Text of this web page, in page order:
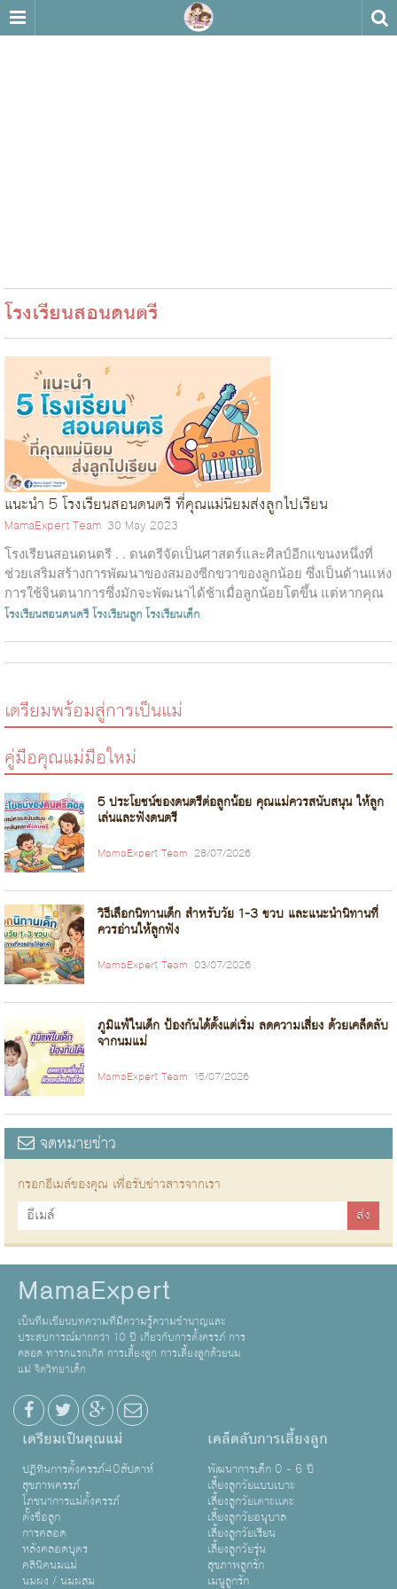
โรงเรียนสอนดนตรี
แนะนำ 5 โรงเรียนสอนดนตรี ที่คุณแม่นิยมส่งลูกไปเรียน
MamaExpert Team 30 May 2023
โรงเรียนสอนดนตรี . . ดนตรีจัดเป็นศาสตร์และศิลป์อีกแขนงหนึ่งที่
ช่วยเสริมสร้างการพัฒนาของสมองซีกขวาของลูกน้อย ซึ่งเป็นด้านแห่ง
การใช้จินตนาการซึ่งมักจะพัฒนาได้ช้าเมื่อลูกน้อยโตขึ้น แต่หากคุณ
เองต้องก...
โรงเรียนสอนดนตรีโรงเรียนลูกโรงเรียนเด็ก
เตรียมพร้อมสู่การเป็นแม่
คู่มือคุณแม่มือใหม่
5 ประโยชน์ของดนตรีต่อลูกน้อย คุณแม่ควรสนับสนุน ให้ลูก
เล่นและฟังดนตรี
MamaExpert Team 28/07/2026
วิธีเลือกนิทานเด็ก สำหรับวัย 1-3 ขวบ และแนะนำนิทานที่
ควรอ่านให้ลูกฟัง
MamaExpert Team 03/07/2026
ภูมิแพ้ในเด็ก ป้องกันได้ตั้งแต่เริ่ม ลดความเสี่ยง ด้วยเคล็ดลับ
จากนมแม่
MamaExpert Team 15/07/2026
จดหมายข่าว
กรอกอีเมล์ของคุณ เพื่อรับข่าวสารจากเรา
MamaExpert
เป็นทีมเขียนบทความที่มีความรู้ความชำนาญและ
ประสบการณ์มากกว่า 10 ปี เกี่ยวกับการตั้งครรภ์ การ
คลอด ทารกแรกเกิด การเลี้ยงลูก การเลี้ยงลูกด้วยนม
แม่ จิตวิทยาเด็ก
เตรียมเป็นคุณแม่
ปฏิทินการตั้งครรภ์40สัปดาห์
สุขภาพครรภ์
โภชนาการแม่ตั้งครรภ์
ตั้งชื่อลูก
การคลอด
หลังคลอดบุตร
คลินิคนมแม่
นมผง / นมผสม
เคล็ดลับการเลี้ยงลูก
พัฒนาการเด็ก 0 - 6 ปี
เลี้ยงลูกวัยแบบเบาะ
เลี้ยงลูกวัยเตาะเเตะ
เลี้ยงลูกวัยอนุบาล
เลี้ยงลูกวัยเรียน
เลี้ยงลูกวัยรุ่น
สุขภาพลูกรัก
เมนูลูกรัก